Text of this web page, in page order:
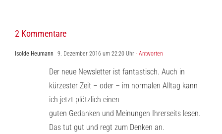
2 Kommentare
Isolde Heumann 9. Dezember 2016 um 22:20 Uhr - Antworten
Der neue Newsletter ist fantastisch. Auch in
kürzester Zeit – oder – im normalen Alltag kann
ich jetzt plötzlich einen
guten Gedanken und Meinungen Ihrerseits lesen.
Das tut gut und regt zum Denken an.